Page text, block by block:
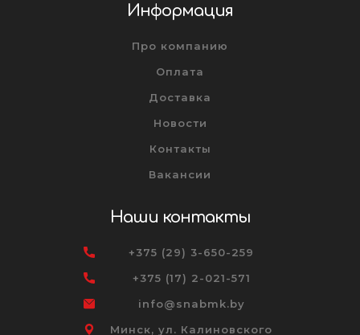
Информация
Про компанию
Оплата
Доставка
Новости
Контакты
Вакансии
Наши контакты
+375 (29) 3-650-259
+375 (17) 2-021-571
info@snabmk.by
Минск, ул. Калиновского